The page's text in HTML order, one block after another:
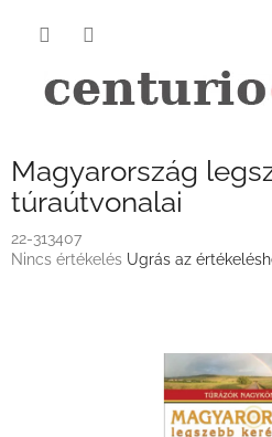
Magyarország
túraútvonalai
22-313407
A
Nincs értékelés Ugrás az